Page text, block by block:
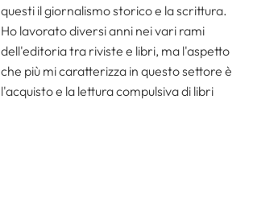
questi il giornalismo storico e la scrittura.
Ho lavorato diversi anni nei vari rami
dell'editoria tra riviste e libri, ma l'aspetto
che più mi caratterizza in questo settore è
l'acquisto e la lettura compulsiva di libri